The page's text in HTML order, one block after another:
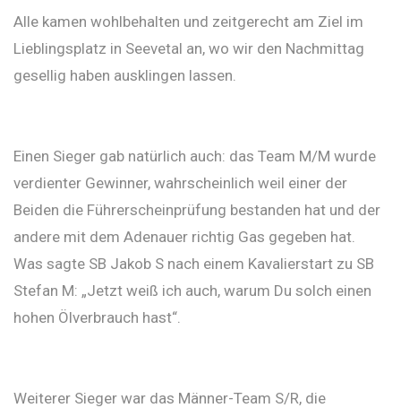
Alle kamen wohlbehalten und zeitgerecht am Ziel im
Lieblingsplatz in Seevetal an, wo wir den Nachmittag
gesellig haben ausklingen lassen.
Einen Sieger gab natürlich auch: das Team M/M wurde
verdienter Gewinner, wahrscheinlich weil einer der
Beiden die Führerscheinprüfung bestanden hat und der
andere mit dem Adenauer richtig Gas gegeben hat.
Was sagte SB Jakob S nach einem Kavalierstart zu SB
Stefan M: „Jetzt weiß ich auch, warum Du solch einen
hohen Ölverbrauch hast“.
Weiterer Sieger war das Männer-Team S/R, die